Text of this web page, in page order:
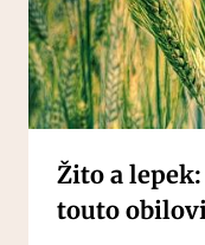
Žito a
touto